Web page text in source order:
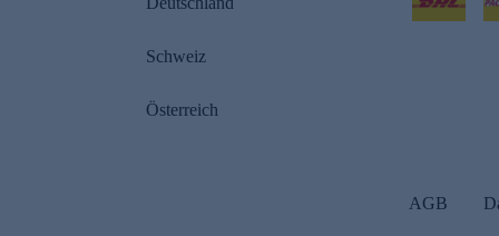
Schweiz
Österreich
AGB